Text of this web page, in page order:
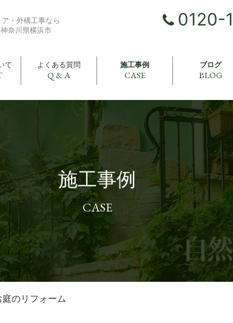
・外構工事なら
奈川県横浜市
0120-
て よくある質問
Q & A
施工事例
CASE
ブログ
BLOG
施工事例
CASE
のリフォーム